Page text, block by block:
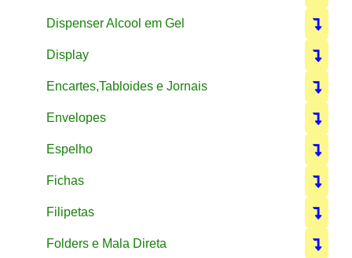
Dispenser Alcool em Gel
Display
Encartes,Tabloides e Jornais
Envelopes
Espelho
Fichas
Filipetas
Folders e Mala Direta